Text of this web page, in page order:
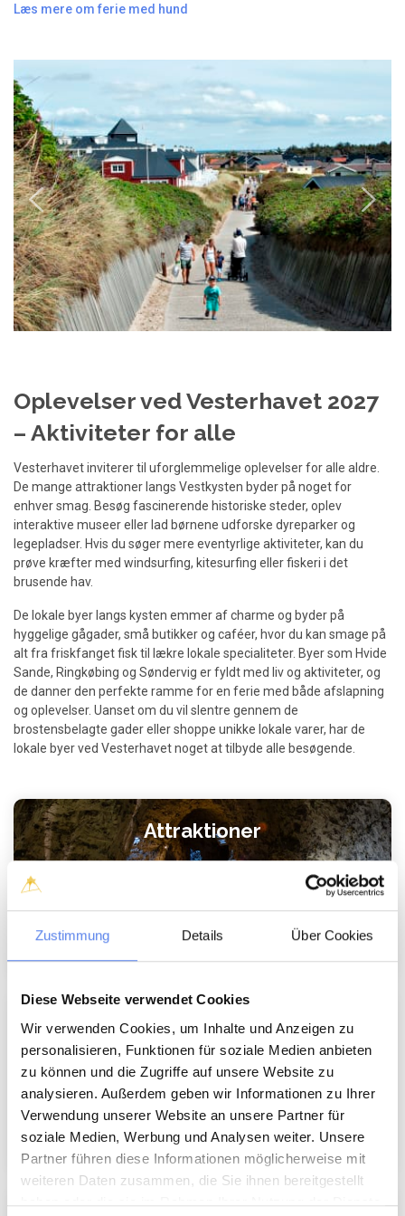
Zustimmung Details Über Cookies
Diese Webseite verwendet Cookies
Wir verwenden Cookies, um Inhalte und Anzeigen zu
personalisieren, Funktionen für soziale Medien anbieten
zu können und die Zugriffe auf unsere Website zu
analysieren. Außerdem geben wir Informationen zu Ihrer
Verwendung unserer Website an unsere Partner für
soziale Medien, Werbung und Analysen weiter. Unsere
Partner führen diese Informationen möglicherweise mit
weiteren Daten zusammen, die Sie ihnen bereitgestellt
haben oder die sie im Rahmen Ihrer Nutzung der Dienste
Læs mere om ferie med hund
Oplevelser ved Vesterhavet 2027
– Aktiviteter for alle
Vesterhavet inviterer til uforglemmelige oplevelser for alle aldre.
De mange attraktioner langs Vestkysten byder på noget for
enhver smag. Besøg fascinerende historiske steder, oplev
interaktive museer eller lad børnene udforske dyreparker og
legepladser. Hvis du søger mere eventyrlige aktiviteter, kan du
prøve kræfter med windsurfing, kitesurfing eller fiskeri i det
brusende hav.
De lokale byer langs kysten emmer af charme og byder på
hyggelige gågader, små butikker og caféer, hvor du kan smage på
alt fra friskfanget fisk til lækre lokale specialiteter. Byer som Hvide
Sande, Ringkøbing og Søndervig er fyldt med liv og aktiviteter, og
de danner den perfekte ramme for en ferie med både afslapning
og oplevelser. Uanset om du vil slentre gennem de
brostensbelagte gader eller shoppe unikke lokale varer, har de
lokale byer ved Vesterhavet noget at tilbyde alle besøgende.
Attraktioner
Byer